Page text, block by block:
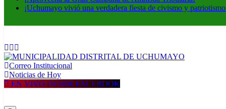
¡Uchumayo vivió una verdadera fiesta de civismo y
MUNICIPALIDAD DISTRITAL DE UCHUMAYO
Construyendo una nueva Historia
Correo Institucional
Noticias de Hoy
EN VIVO DESDE FACEBOOK